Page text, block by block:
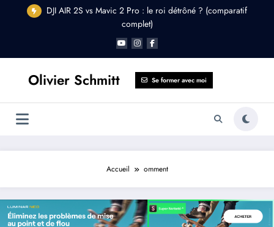
DJI AIR 2S vs Mavic 2 Pro : le roi détrôné ? (comparatif
complet)
Olivier Schmitt Se former avec moi
Accueil omment